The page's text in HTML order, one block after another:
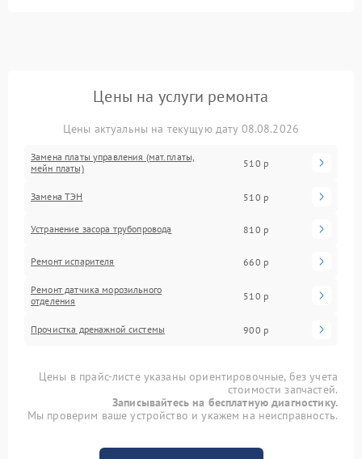
Цены на услуги ремонта
Цены актуальны на текущую дату 08.08.2026
Замена платы управления (мат.платы,
мейн платы)
510 р
Замена ТЭН 510 р
Устранение засора трубопровода 810 р
Ремонт испарителя 660 р
Ремонт датчика морозильного
отделения
510 р
Прочистка дренажной системы 900 р
Цены в прайс-листе указаны ориентировочные, без учета
стоимости запчастей.
Записывайтесь на бесплатную диагностику.
Мы проверим ваше устройство и укажем на неисправность.